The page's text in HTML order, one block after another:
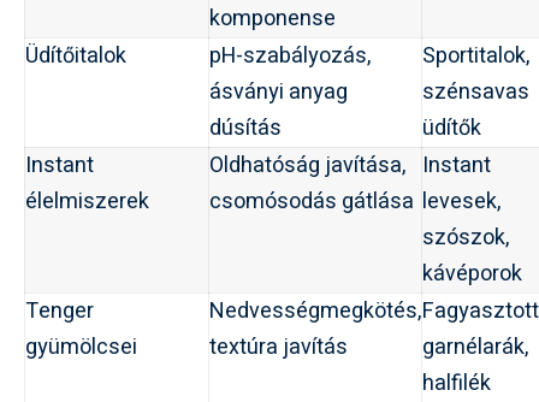
komponense
Üdítőitalok
pH-szabályozás,
ásványi anyag
dúsítás
Sportitalok,
szénsavas
üdítők
Instant
élelmiszerek
Oldhatóság javítása,
csomósodás gátlása
Instant
levesek,
szószok,
kávéporok
Tenger
gyümölcsei
Nedvességmegkötés,
textúra javítás
Fagyasztott
garnélarák,
halfilék